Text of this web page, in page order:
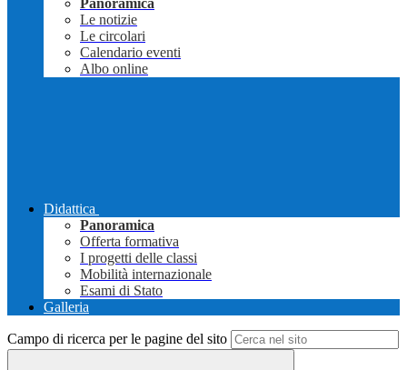
Panoramica
Le notizie
Le circolari
Calendario eventi
Albo online
Didattica
Panoramica
Offerta formativa
I progetti delle classi
Mobilità internazionale
Esami di Stato
Galleria
Campo di ricerca per le pagine del sito